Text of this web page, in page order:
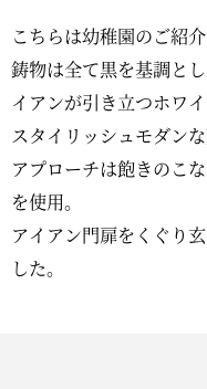
こちらは幼稚園のご紹介
鋳物は全て黒を基調と
イアンが引き立つホワ
スタイリッシュモダン
アプローチは飽きのこ
を使用。
アイアン門扉をくぐり
した。